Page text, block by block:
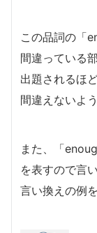
この品詞の「
間違っている
出題されるほ
間違えないよ
また、「
を表すので言
言い換えの例